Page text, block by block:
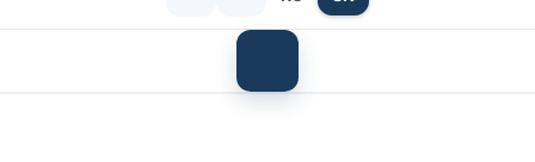
Prihlásenie
košík
menu